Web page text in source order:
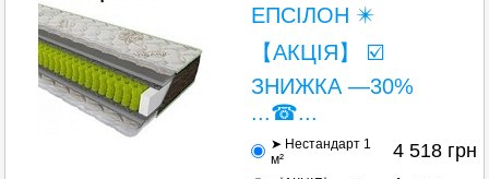
ЕПСІЛОН ✴️
【АКЦІЯ】 ☑️
ЗНИЖКА —30%
...☎...
➤ Нестандарт 1
м²
4 518 грн